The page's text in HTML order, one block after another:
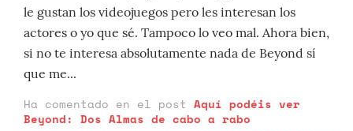
le gustan los videojuegos pero les interesan los
actores o yo que sé. Tampoco lo veo mal. Ahora bien,
si no te interesa absolutamente nada de Beyond sí
que me...
Ha comentado en el post Aquí podéis ver
Beyond: Dos Almas de cabo a rabo